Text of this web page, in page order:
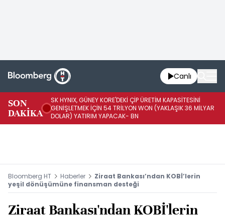
Canlı
SON
DAKİKA
SK HYNIX, GÜNEY KORE'DEKİ ÇİP ÜRETİM KAPASİTESİNİ
GENİŞLETMEK İÇİN 54 TRİLYON WON (YAKLAŞIK 36 MİLYAR
DOLAR) YATIRIM YAPACAK- BN
Bloomberg HT Haberler
Ziraat Bankası’ndan KOBİ’lerin
yeşil dönüşümüne finansman desteği
Ziraat Bankası'ndan KOBİ'lerin